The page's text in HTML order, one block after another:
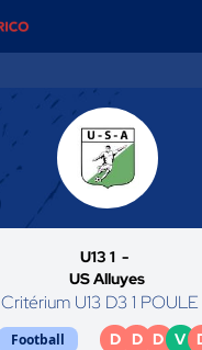
U13 1 -
US Alluyes
Critérium U13 D3 1
Football D D D V